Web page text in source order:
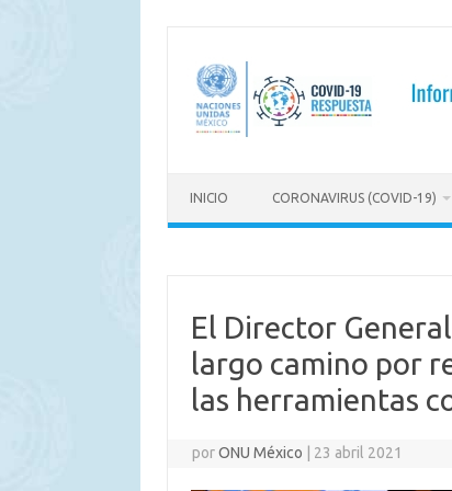
contenido
INICIO CORONAVIRUS (COVID-19)
El Director
largo camino por
las herramientas
porONU México 23 abril 2021